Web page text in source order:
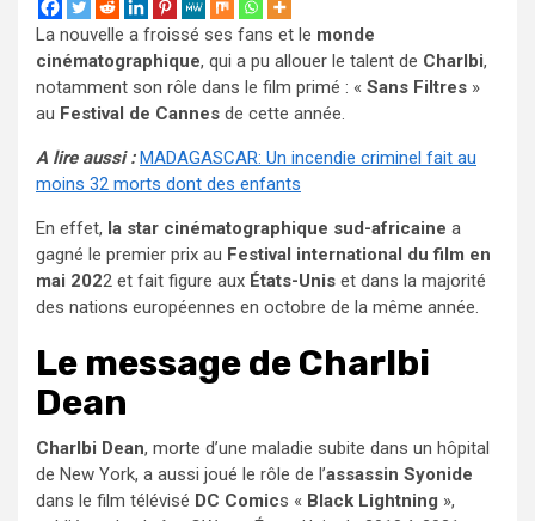
La nouvelle a froissé ses fans et le monde
cinématographique, qui a pu allouer le talent de Charlbi,
notamment son rôle dans le film primé : « Sans Filtres »
au Festival de Cannes de cette année.
A lire aussi :MADAGASCAR: Un incendie criminel fait au
moins 32 morts dont des enfants
En effet, la star cinématographique sud-africaine a
gagné le premier prix au Festival international du film en
mai 2022 et fait figure aux États-Unis et dans la majorité
des nations européennes en octobre de la même année.
Le message de Charlbi
Dean
Charlbi Dean, morte d’une maladie subite dans un hôpital
de New York, a aussi joué le rôle de l’assassin Syonide
dans le film télévisé DC Comics « Black Lightning »,